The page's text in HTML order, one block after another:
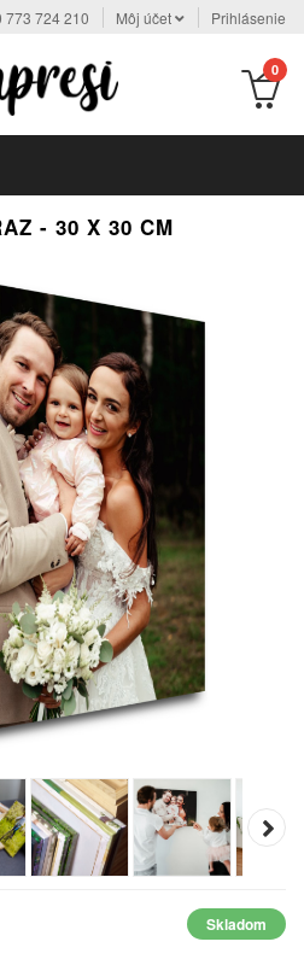
773 724 210 Môj účet Prihlásenie
0
- 30 X 30 CM
Skladom